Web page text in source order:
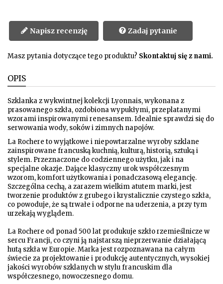
Napisz recenzję Zadaj pytanie
Masz pytania dotyczące tego produktu? Skontaktuj się z nami.
OPIS
Szklanka z wykwintnej kolekcji Lyonnais, wykonana z
prasowanego szkła, ozdobiona wypukłymi, przeplatanymi
wzorami inspirowanymi renesansem. Idealnie sprawdzi się do
serwowania wody, soków i zimnych napojów.
La Rochere to wyjątkowe i niepowtarzalne wyroby szklane
zainspirowane francuską kuchnią, kulturą, historią, sztuką i
stylem. Przeznaczone do codziennego użytku, jak i na
specjalne okazje. Dające klasyczny urok współczesnym
wzorom, komfort użytkowania i ponadczasową elegancję.
Szczególna cechą, a zarazem wielkim atutem marki, jest
tworzenie produktów z grubego i krystalicznie czystego szkła,
co powoduje, że są trwałe i odporne na uderzenia, a przy tym
urzekają wyglądem.
La Rochere od ponad 500 lat produkuje szkło rzemieślnicze w
sercu Francji, co czyni ją najstarszą nieprzerwanie działającą
hutą szkła w Europie. Marka jest rozpoznawana na całym
świecie za projektowanie i produkcję autentycznych, wysokiej
jakości wyrobów szklanych w stylu francuskim dla
współczesnego, nowoczesnego domu.